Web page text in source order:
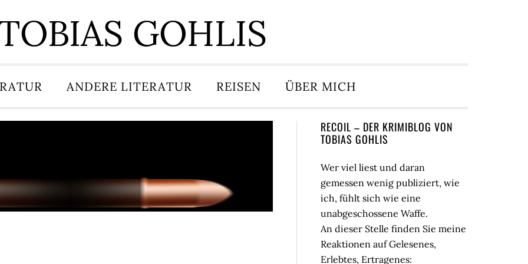
GOHLIS
ANDERE LITERATUR REISEN ÜBER MICH
Seitenspalte
RECOIL – DER KRIMIBLOG VON
TOBIAS GOHLIS
Wer viel liest und daran
gemessen wenig publiziert, wie
ich, fühlt sich wie eine
unabgeschossene Waffe.
An dieser Stelle finden Sie meine
Reaktionen auf Gelesenes,
Erlebtes, Ertragenes: